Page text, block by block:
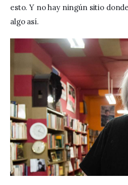
esto. Y no hay ningún sitio
algo así.